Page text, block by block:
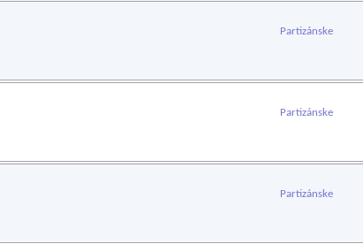
Partizánske
Partizánske
Partizánske